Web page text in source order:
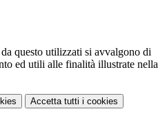
questo utilizzati si avvalgono di
ed utili alle finalità illustrate nella
Accetta tutti i cookies